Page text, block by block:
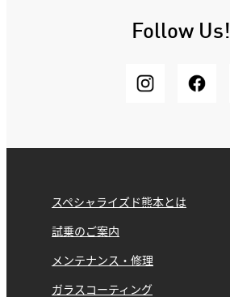
Follow Us!
スペシャライズド熊本とは
試乗のご案内
メンテナンス・修理
ガラスコーティング